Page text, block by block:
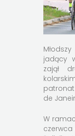
jadący
zajął
de
W
czerwca